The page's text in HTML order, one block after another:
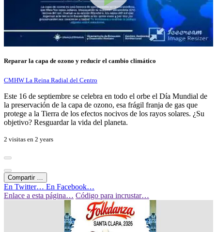
Reparar la capa de ozono y reducir el cambio climático
CMHW La Reina Radial del Centro
Este 16 de septiembre se celebra en todo el orbe el Día Mundial de
la preservación de la capa de ozono, esa frágil franja de gas que
protege a la Tierra de los efectos nocivos de los rayos solares. ¿Su
objetivo? Resguardar la vida del planeta.
2 visitas en 2 years
Compartir …
En Twitter… En Facebook…
Enlace a esta página… Código para incrustar…